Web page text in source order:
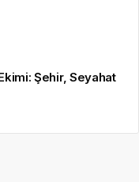
Şehir, Seyahat